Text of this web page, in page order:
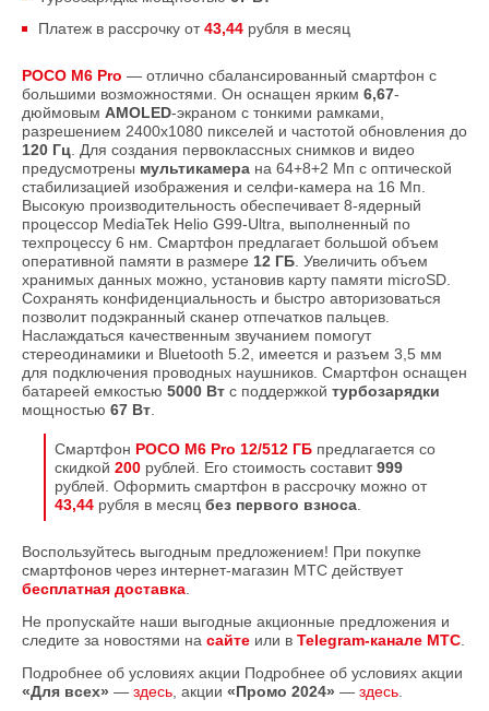
Платеж в рассрочку от43,44 рубля в месяц
POCO M6 Pro — отлично сбалансированный смартфон с
большими возможностями. Он оснащен ярким 6,67-
дюймовым AMOLED-экраном с тонкими рамками,
разрешением 2400х1080 пикселей и частотой обновления до
120 Гц. Для создания первоклассных снимков и видео
предусмотрены мультикамера на 64+8+2 Мп с оптической
стабилизацией изображения и селфи-камера на 16 Мп.
Высокую производительность обеспечивает 8-ядерный
процессор MediaTek Helio G99-Ultra, выполненный по
техпроцессу 6 нм. Смартфон предлагает большой объем
оперативной памяти в размере 12 ГБ. Увеличить объем
хранимых данных можно, установив карту памяти microSD.
Сохранять конфиденциальность и быстро авторизоваться
позволит подэкранный сканер отпечатков пальцев.
Наслаждаться качественным звучанием помогут
стереодинамики и Bluetooth 5.2, имеется и разъем 3,5 мм
для подключения проводных наушников. Смартфон оснащен
батареей емкостью 5000 Вт с поддержкой турбозарядки
мощностью 67 Вт.
Смартфон POCO M6 Pro 12/512 ГБ предлагается со
скидкой 200 рублей. Его стоимость составит999
рублей. Оформить смартфон в рассрочку можно от
43,44 рубля в месяц без первого взноса.
Воспользуйтесь выгодным предложением! При покупке
смартфонов через интернет-магазин МТС действует
бесплатная доставка.
Не пропускайте наши выгодные акционные предложения и
следите за новостями на сайте или в Telegram-канале МТС.
Подробнее об условиях акции Подробнее об условиях акции
«Для всех» — здесь, акции «Промо 2024» — здесь.